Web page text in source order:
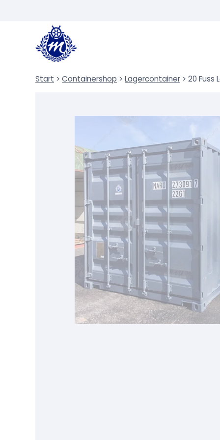
Start > Containershop > Lagercontainer > 20 Fuss